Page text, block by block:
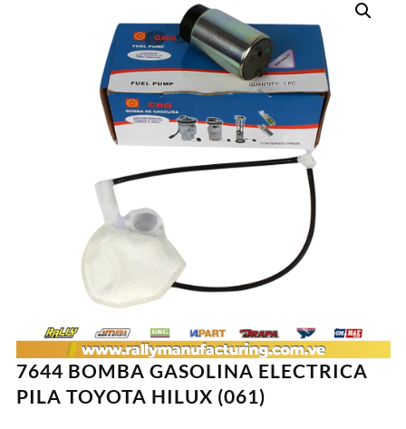
7644 BOMBA GASOLINA ELECTRICA
PILA TOYOTA HILUX (061)